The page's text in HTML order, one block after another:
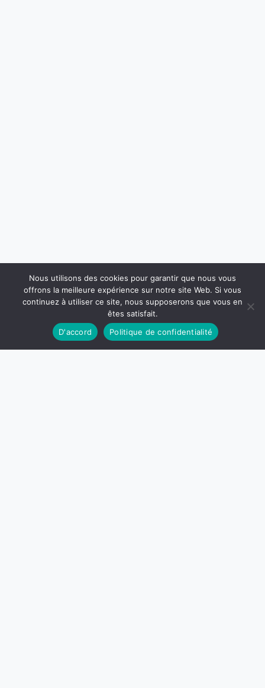
Nous utilisons des cookies pour garantir que nous vous
offrons la meilleure expérience sur notre site Web. Si vous
continuez à utiliser ce site, nous supposerons que vous en
êtes satisfait.
D'accord
Politique de confidentialité